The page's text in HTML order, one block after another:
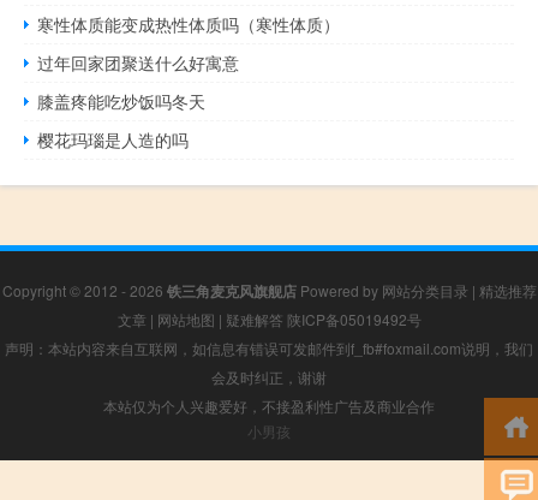
寒性体质能变成热性体质吗（寒性体质）
过年回家团聚送什么好寓意
膝盖疼能吃炒饭吗冬天
樱花玛瑙是人造的吗
Copyright © 2012 - 2026 铁三角麦克风旗舰店Powered by 网站分类目录 | 精选推荐
文章 | 网站地图 | 疑难解答 陕ICP备05019492号
声明：本站内容来自互联网，如信息有错误可发邮件到f_fb#foxmail.com说明，我们
会及时纠正，谢谢
本站仅为个人兴趣爱好，不接盈利性广告及商业合作
小男孩